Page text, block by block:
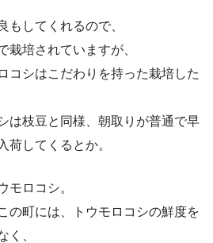
もしてくれるので、
栽培されていますが、
コシはこだわりを持った栽培した
は枝豆と同様、朝取りが普通で早
荷してくるとか。
モロコシ。
の町には、トウモロコシの鮮度を
く、